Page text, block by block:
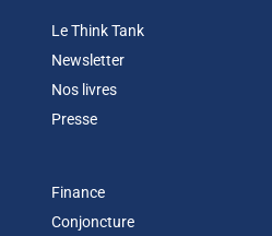
Le Think Tank
Newsletter
Nos livres
Presse
Finance
Conjoncture